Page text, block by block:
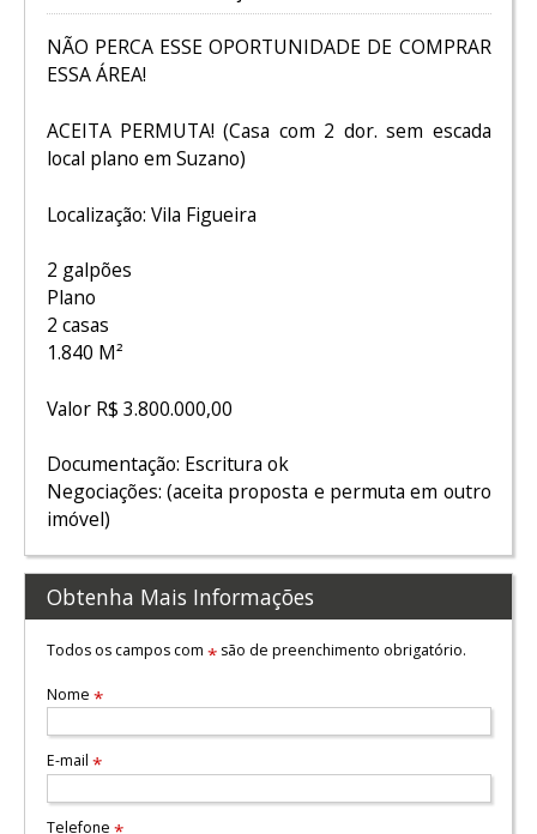
NÃO PERCA ESSE OPORTUNIDADE DE COMPRAR
ESSA ÁREA!
ACEITA PERMUTA! (Casa com 2 dor. sem escada
local plano em Suzano)
Localização: Vila Figueira
2 galpões
Plano
2 casas
1.840 M²
Valor R$ 3.800.000,00
Documentação: Escritura ok
Negociações: (aceita proposta e permuta em outro
imóvel)
Obtenha Mais Informações
Todos os campos com *são de preenchimento obrigatório.
Nome *
E-mail *
Telefone